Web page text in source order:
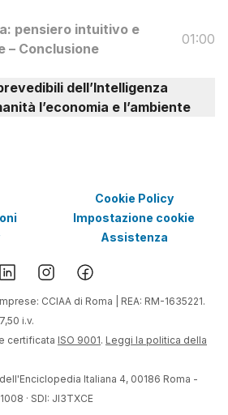
pensiero intuitivo e
– Conclusione
01:00
dell’Intelligenza
l’economia e l’ambiente
Cookie Policy
Impostazione cookie
Assistenza
CCIAA di Roma | REA: RM-1635221.
i.v.
certificata ISO 9001. Leggi la politica della
dell'Enciclopedia Italiana 4, 00186 Roma -
· SDI: JI3TXCE